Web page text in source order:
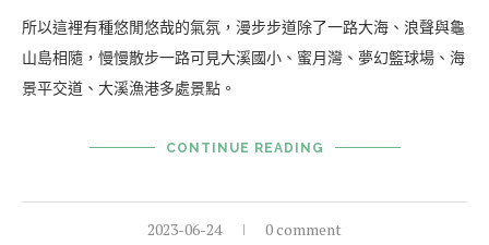
所以這裡有種悠閒悠哉的氣氛，漫步步道除了一路大海、浪聲與龜
山島相隨，慢慢散步一路可見大溪國小、蜜月灣、夢幻籃球場、海
景平交道、大溪漁港多處景點。
CONTINUE READING
2023-06-24 0 comment